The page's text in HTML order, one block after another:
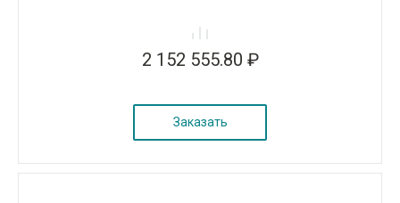
2 152 555.80 ₽
Заказать